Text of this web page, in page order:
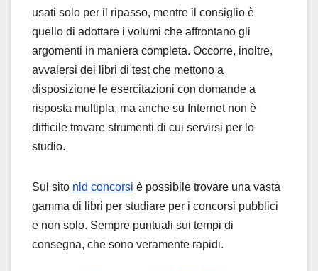
usati solo per il ripasso, mentre il consiglio è
quello di adottare i volumi che affrontano gli
argomenti in maniera completa. Occorre, inoltre,
avvalersi dei libri di test che mettono a
disposizione le esercitazioni con domande a
risposta multipla, ma anche su Internet non è
difficile trovare strumenti di cui servirsi per lo
studio.
Sul sito nld concorsi è possibile trovare una vasta
gamma di libri per studiare per i concorsi pubblici
e non solo. Sempre puntuali sui tempi di
consegna, che sono veramente rapidi.